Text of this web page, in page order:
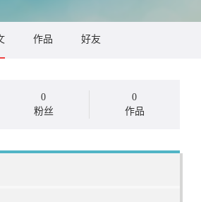
作品 好友
0
粉丝
0
作品